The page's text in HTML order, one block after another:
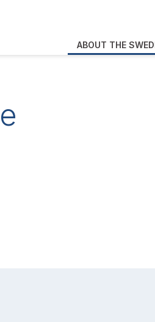
ABOUT THE